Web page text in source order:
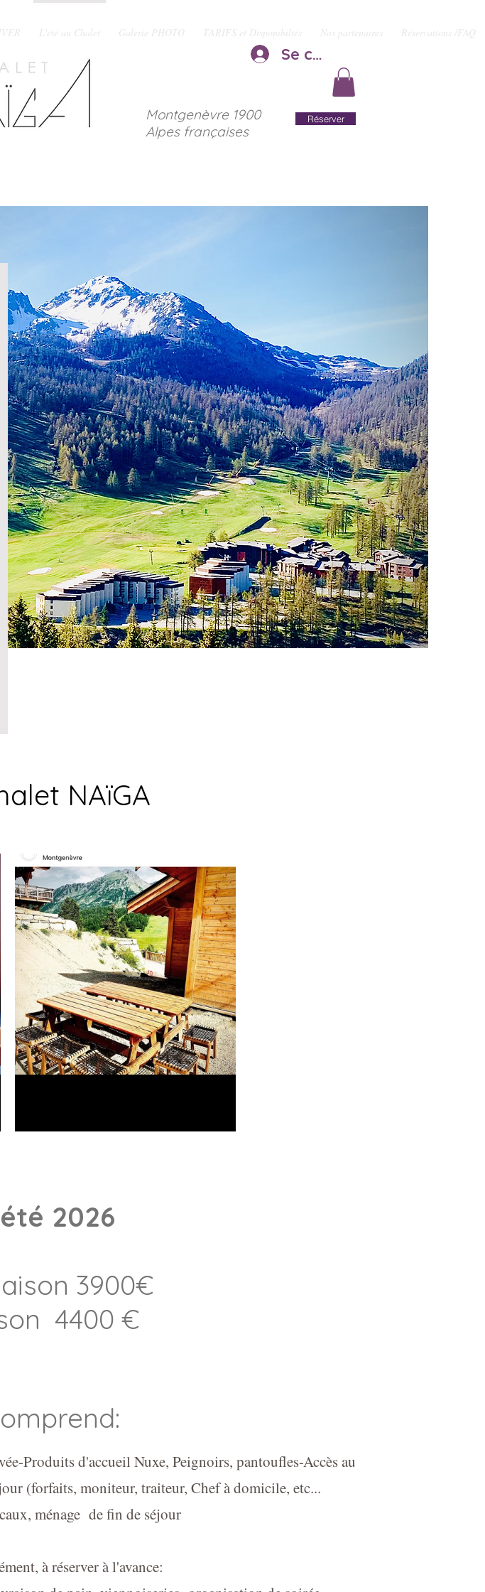
L'été au Chalet Galerie PHOTO TARIFS et Disponibiltés Nos partenaires Réservations /FAQ
Réserver
Montgenèvre 1900
Alpes françaises
Se connecter
NAïGA
2026
3900€
4400 €
Produits d'accueil Nuxe, Peignoirs, pantoufles-Accès au
(forfaits, moniteur, traiteur, Chef à domicile, etc...
ménage de fin de séjour
à réserver à l'avance: